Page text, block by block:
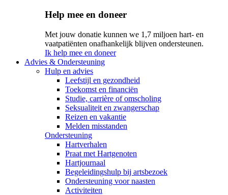
Help mee en doneer
Met jouw donatie kunnen we 1,7 miljoen hart- en
vaatpatiënten onafhankelijk blijven ondersteunen.
Ik help mee en doneer
Advies & Ondersteuning
Hulp en advies
Leefstijl en gezondheid
Toekomst en financiën
Studie, carrière of omscholing
Seksualiteit en zwangerschap
Reizen en vakantie
Melden misstanden
Ondersteuning
Hartverhalen
Praat met Hartgenoten
Hartjournaal
Begeleidingshulp bij artsbezoek
Ondersteuning voor naasten
Activiteiten